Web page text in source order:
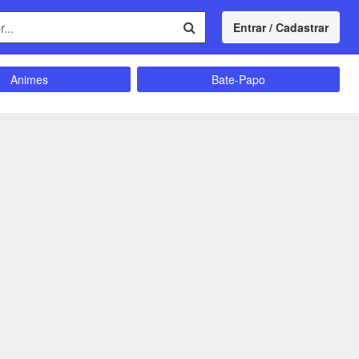
Entrar / Cadastrar
Animes
Bate-Papo